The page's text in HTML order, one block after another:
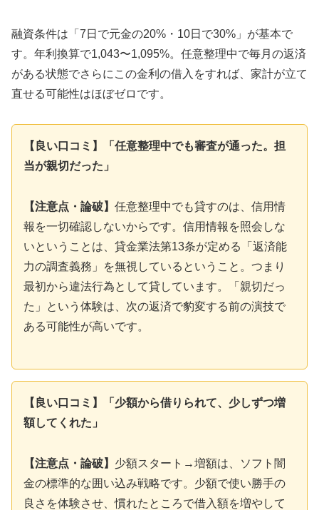
融資条件は「7日で元金の20%・10日で30%」が基本で
す。年利換算で1,043〜1,095%。任意整理中で毎月の返済
がある状態でさらにこの金利の借入をすれば、家計が立て
直せる可能性はほぼゼロです。
【良い口コミ】「任意整理中でも審査が通った。担
当が親切だった」
【注意点・論破】 任意整理中でも貸すのは、信用情
報を一切確認しないからです。信用情報を照会しな
いということは、貸金業法第13条が定める「返済能
力の調査義務」を無視しているということ。つまり
最初から違法行為として貸しています。「親切だっ
た」という体験は、次の返済で豹変する前の演技で
ある可能性が高いです。
【良い口コミ】「少額から借りられて、少しずつ増
額してくれた」
【注意点・論破】 少額スタート→増額は、ソフト闇
金の標準的な囲い込み戦略です。少額で使い勝手の
良さを体験させ、慣れたところで借入額を増やして